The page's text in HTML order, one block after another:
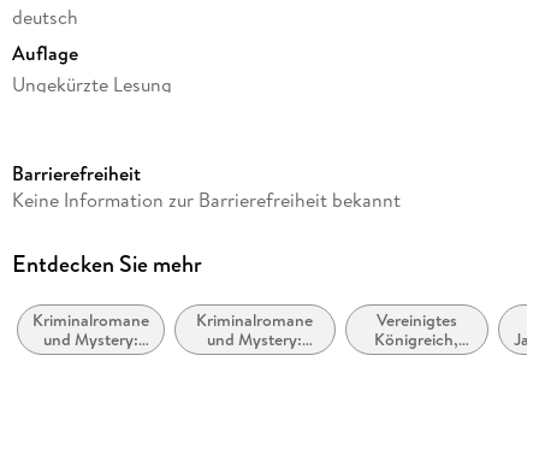
deutsch
Auflage
Ungekürzte Lesung
Laufzeit
Reihe
Autor/Autorin
Agatha Christie
Barrierefreiheit
Keine Information zur Barrierefreiheit bekannt
Entdecken Sie mehr
Kriminalromane
und Mystery:
Cosy Mystery
Kriminalromane
und Mystery:
Privatdetektiv /
Vereinigtes
Königreich,
Großbritannien